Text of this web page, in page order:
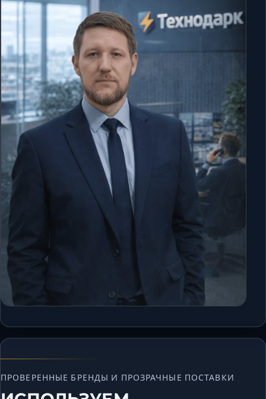
ПРОВЕРЕННЫЕ БРЕНДЫ И ПРОЗРАЧНЫЕ ПОСТАВКИ